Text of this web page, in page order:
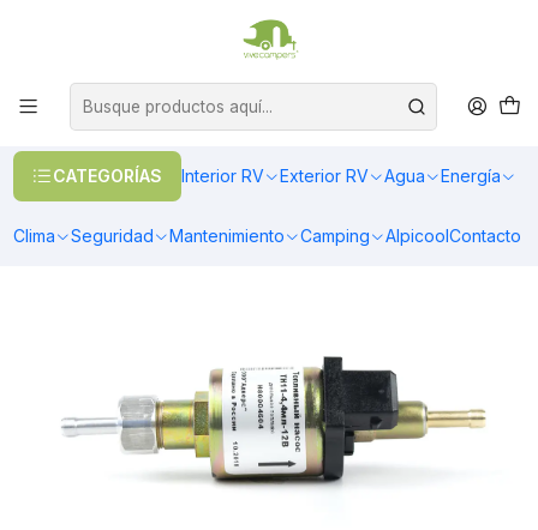
CATEGORÍAS Interior RV Exterior RV Agua Energía
Clima Seguridad Mantenimiento Camping AlpicoolContacto
OFERTAS EN CALEFACCIÓN DIESEL
Bomba de combustible silenciosa para calefactor 12v Autoterm 2D